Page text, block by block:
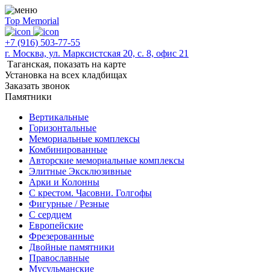
Top Memorial
+7 (916) 503-77-55
г. Москва, ул. Марксистская 20, с. 8, офис 21
Таганская, показать на карте
Установка на всех кладбищах
Заказать звонок
Памятники
Вертикальные
Горизонтальные
Мемориальные комплексы
Комбинированные
Авторские мемориальные комплексы
Элитные Эксклюзивные
Арки и Колонны
С крестом. Часовни. Голгофы
Фигурные / Резные
С сердцем
Европейские
Фрезерованные
Двойные памятники
Православные
Мусульманские